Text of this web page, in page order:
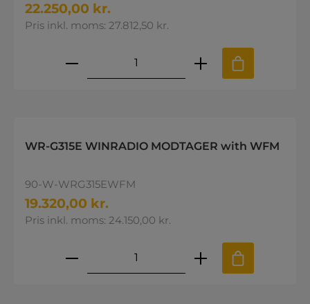
22.250,00 kr.
Pris inkl. moms: 27.812,50 kr.
Produktmængde: Indtast den
WR-G315E WINRADIO MODTAGER with WFM
90-W-WRG315EWFM
19.320,00 kr.
Pris inkl. moms: 24.150,00 kr.
Produktmængde: Indtast den